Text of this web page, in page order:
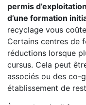
permis
d’une formation
recyclage vous
Certains centres de
réductions lorsque
cursus. Cela peut
associés ou des co-
établissement de